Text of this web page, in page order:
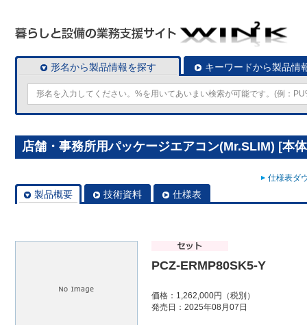
形名から製品情報を探す キーワードから製品情
店舗・事務所用パッケージエアコン(Mr.SLIM) [本
仕様表ダ
製品概要 技術資料 仕様表
PCZ-ERMP80SK5-Y
価格：1,262,000円（税別）
発売日：2025年08月07日